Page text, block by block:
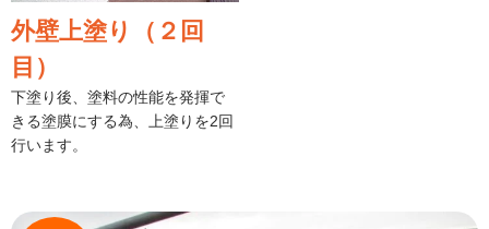
外壁上塗り（２回
目）
下塗り後、塗料の性能を発揮で
きる塗膜にする為、上塗りを2回
行います。